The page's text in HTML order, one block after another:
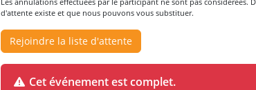
d'attente existe et que nous pouvons vous substituer.
Rejoindre la liste d'attente
Cet événement est complet.